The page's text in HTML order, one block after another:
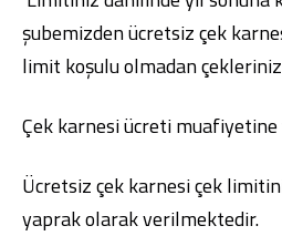
Dijital Bankacılık Hakkımızda
Şube ve ATM’ler
İletişim
العربية
Englishالعربية
şubemizden ücretsiz çek
limit koşulu olmadan
Çek karnesi ücreti
Ücretsiz çek karnesi çek
yaprak olarak verilmektedir.